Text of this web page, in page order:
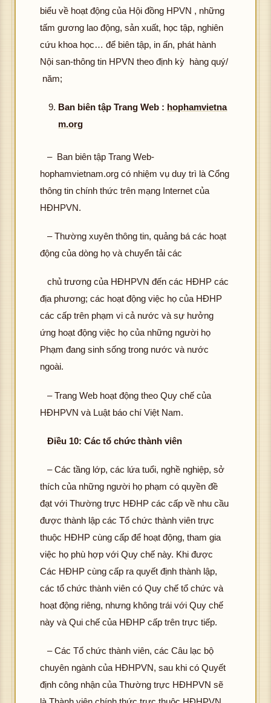
biểu về hoạt động của Hội đồng HPVN , những
tấm gương lao động, sản xuất, học tập, nghiên
cứu khoa học… để biên tập, in ấn, phát hành
Nội san-thông tin HPVN theo định kỳ hàng quý/
năm;
Ban biên tập Trang Web : hophamvietna
m.org
– Ban biên tập Trang Web-
hophamvietnam.org có nhiệm vụ duy trì là Cổng
thông tin chính thức trên mạng Internet của
HĐHPVN.
– Thường xuyên thông tin, quảng bá các hoạt
động của dòng họ và chuyển tải các
chủ trương của HĐHPVN đến các HĐHP các
địa phương; các hoạt động việc họ của HĐHP
các cấp trên phạm vi cả nước và sự hưởng
ứng hoạt động việc họ của những người họ
Phạm đang sinh sống trong nước và nước
ngoài.
– Trang Web hoạt động theo Quy chế của
HĐHPVN và Luật báo chí Việt Nam.
Điều 10: Các tổ chức thành viên
– Các tầng lớp, các lứa tuổi, nghề nghiệp, sở
thích của những người họ phạm có quyền đề
đạt với Thường trực HĐHP các cấp về nhu cầu
được thành lập các Tổ chức thành viên trực
thuộc HĐHP cùng cấp để hoạt động, tham gia
việc họ phù hợp với Quy chế này. Khi được
Các HĐHP cùng cấp ra quyết định thành lập,
các tổ chức thành viên có Quy chế tổ chức và
hoạt động riêng, nhưng không trái với Quy chế
này và Qui chế của HĐHP cấp trên trực tiếp.
– Các Tổ chức thành viên, các Câu lạc bộ
chuyên ngành của HĐHPVN, sau khi có Quyết
định công nhận của Thường trực HĐHPVN sẽ